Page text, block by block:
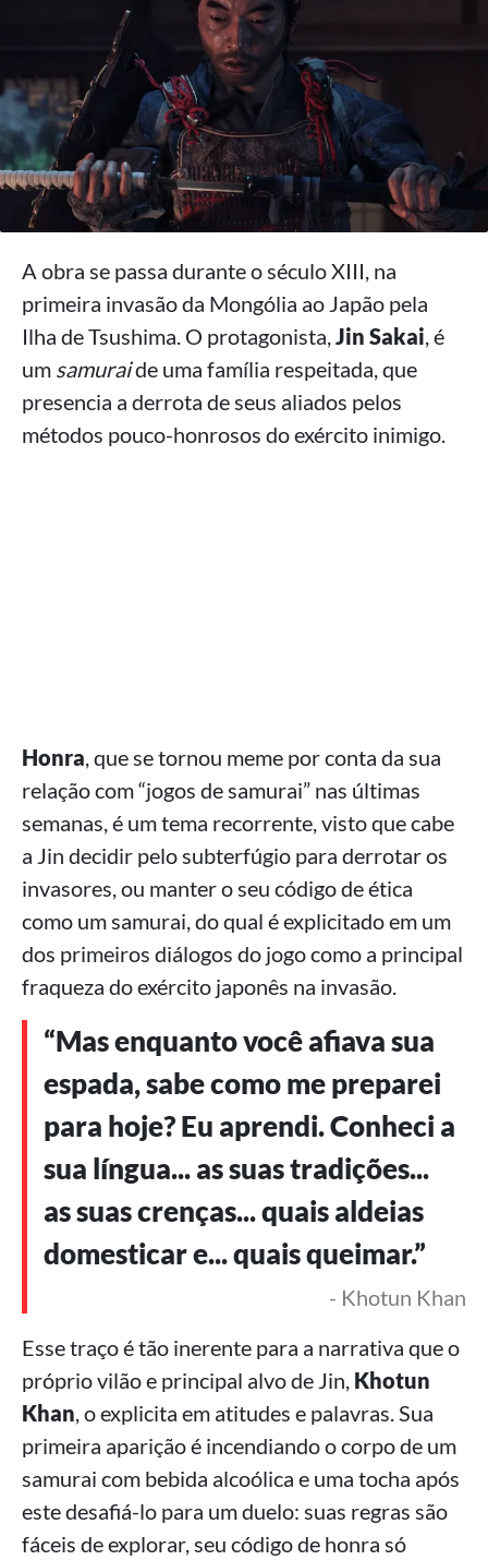
A obra se passa durante o século XIII, na
primeira invasão da Mongólia ao Japão pela
Ilha de Tsushima. O protagonista,Jin Sakai, é
um samuraide uma família respeitada, que
presencia a derrota de seus aliados pelos
métodos pouco-honrosos do exército inimigo.
Honra, que se tornou meme por conta da sua
relação com “jogos de samurai” nas últimas
semanas, é um tema recorrente, visto que cabe
a Jin decidir pelo subterfúgio para derrotar os
invasores, ou manter o seu código de ética
como um samurai, do qual é explicitado em um
dos primeiros diálogos do jogo como a principal
fraqueza do exército japonês na invasão.
“Mas enquanto você afiava sua
espada, sabe como me preparei
para hoje? Eu aprendi. Conheci a
sua língua... as suas tradições...
as suas crenças... quais aldeias
domesticar e... quais queimar.”
- Khotun Khan
Esse traço é tão inerente para a narrativa que o
próprio vilão e principal alvo de Jin, Khotun
Khan, o explicita em atitudes e palavras. Sua
primeira aparição é incendiando o corpo de um
samurai com bebida alcoólica e uma tocha após
este desafiá-lo para um duelo: suas regras são
fáceis de explorar, seu código de honra só